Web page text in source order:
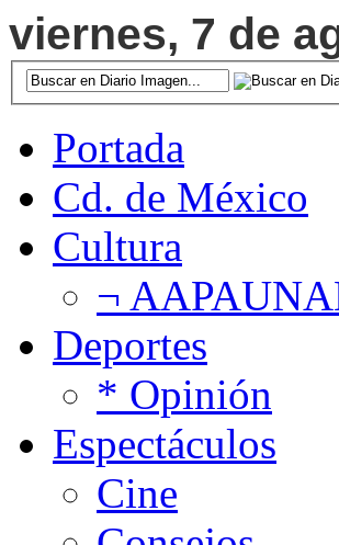
viernes, 7 de
Portada
Cd. de México
Cultura
¬
Deportes
* Opinión
Espectáculos
Cine